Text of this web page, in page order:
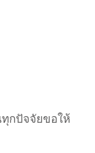
กปัจจัยขอให้